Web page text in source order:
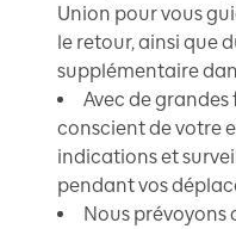
Union pour vous
le retour, ainsi que
supplémentaire
Avec de grandes
conscient de votre
indications et
pendant vos
Nous prévoyons